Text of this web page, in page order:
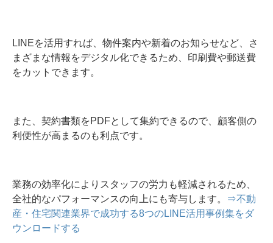
LINEを活用すれば、物件案内や新着のお知らせなど、さ
まざまな情報をデジタル化できるため、印刷費や郵送費
をカットできます。
また、契約書類をPDFとして集約できるので、顧客側の
利便性が高まるのも利点です。
業務の効率化によりスタッフの労力も軽減されるため、
全社的なパフォーマンスの向上にも寄与します。
⇒不動
産・住宅関連業界で成功する8つのLINE活用事例集をダ
ウンロードする